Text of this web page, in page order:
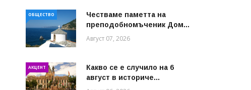
ОБЩЕСТВО
Честваме паметта на
преподобномъченик Дом...
Август 07, 2026
АКЦЕНТ
Какво се е случило на 6
август в историче...